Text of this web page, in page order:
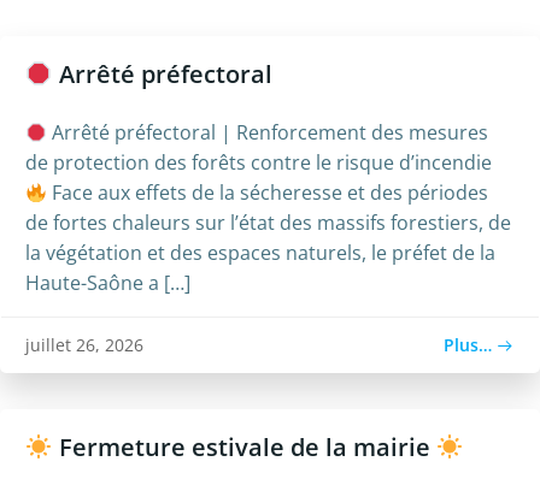
Arrêté préfectoral
Arrêté préfectoral | Renforcement des mesures
de protection des forêts contre le risque d’incendie
Face aux effets de la sécheresse et des périodes
de fortes chaleurs sur l’état des massifs forestiers, de
la végétation et des espaces naturels, le préfet de la
Haute-Saône a […]
juillet 26, 2026 Plus…
Fermeture estivale de la mairie